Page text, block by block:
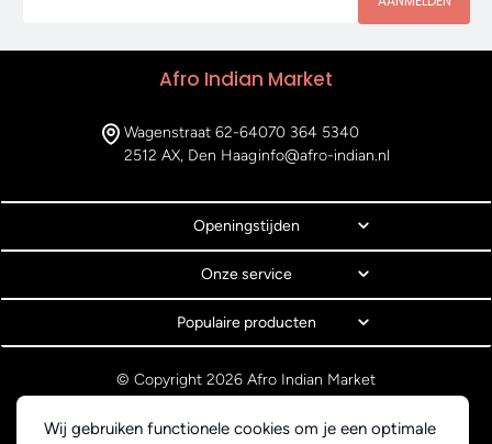
Wij gebruiken functionele cookies om je een optimale
Afro Indian Market
Wagenstraat 62-64
2512 AX, Den Haag
070 364 5340
info@afro-indian.nl
Openingstijden
Onze service
Populaire producten
© Copyright 2026 Afro Indian Market
Privacyverklaring